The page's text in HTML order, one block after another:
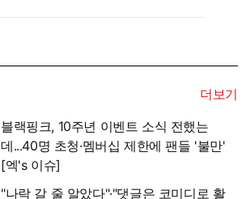
더보기
블랙핑크, 10주년 이벤트 소식 전했는
데...40명 초청·멤버십 제한에 팬들 '불만'
[엑's 이슈]
"나락 갈 줄 알았다"·"댓글은 코미디로 활